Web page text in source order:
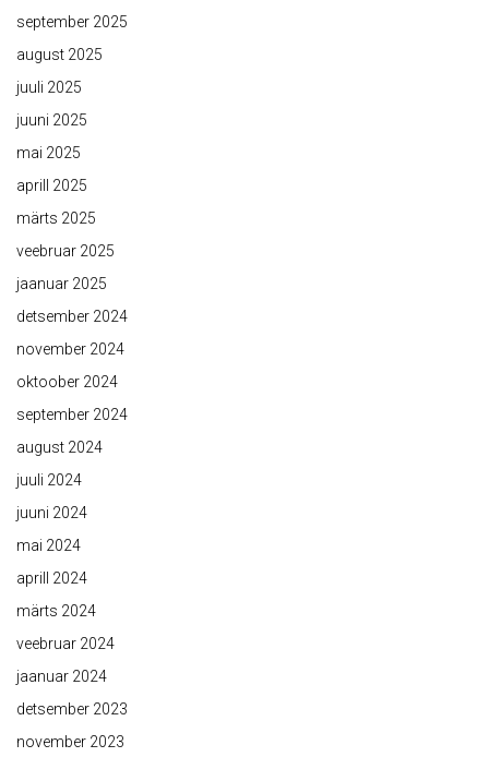
september 2025
august 2025
juuli 2025
juuni 2025
mai 2025
aprill 2025
märts 2025
veebruar 2025
jaanuar 2025
detsember 2024
november 2024
oktoober 2024
september 2024
august 2024
juuli 2024
juuni 2024
mai 2024
aprill 2024
märts 2024
veebruar 2024
jaanuar 2024
detsember 2023
november 2023